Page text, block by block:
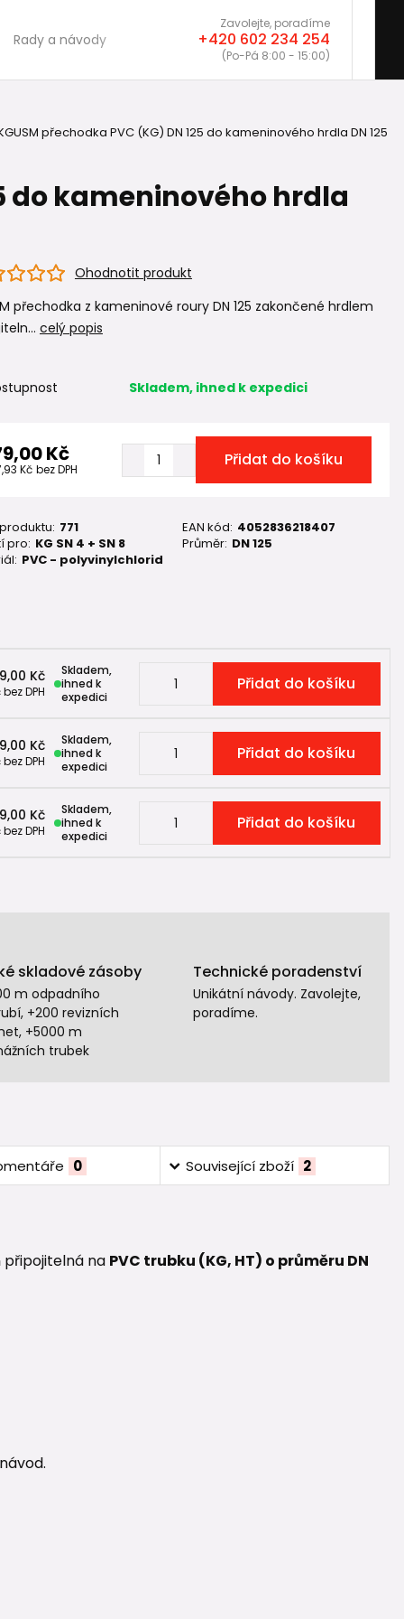
Rady a návody
Zavolejte, poradíme
+420 602 234 254
(Po-Pá 8:00 - 15:00)
přechodka PVC (KG) DN 125 do kameninového hrdla DN 125
do kameninového hrdla
Ohodnotit produkt
přechodka z kameninové roury DN 125 zakončené hrdlem
celý popis
Skladem, ihned k expedici
Kč
Kč bez DPH Přidat do košíku
771 EAN kód: 4052836218407
pro: KG SN 4 + SN 8 Průměr: DN 125
PVC - polyvinylchlorid
Kč
bez DPH
Skladem,
ihned k
expedici
Přidat do košíku
Kč
bez DPH
Skladem,
ihned k
expedici
Přidat do košíku
Kč
bez DPH
Skladem,
ihned k
expedici
Přidat do košíku
skladové zásoby
m odpadního
+200 revizních
+5000 m
trubek
Technické poradenství
Unikátní návody. Zavolejte,
poradíme.
0 Související zboží 2
připojitelná na PVC trubku (KG, HT) o průměru DN